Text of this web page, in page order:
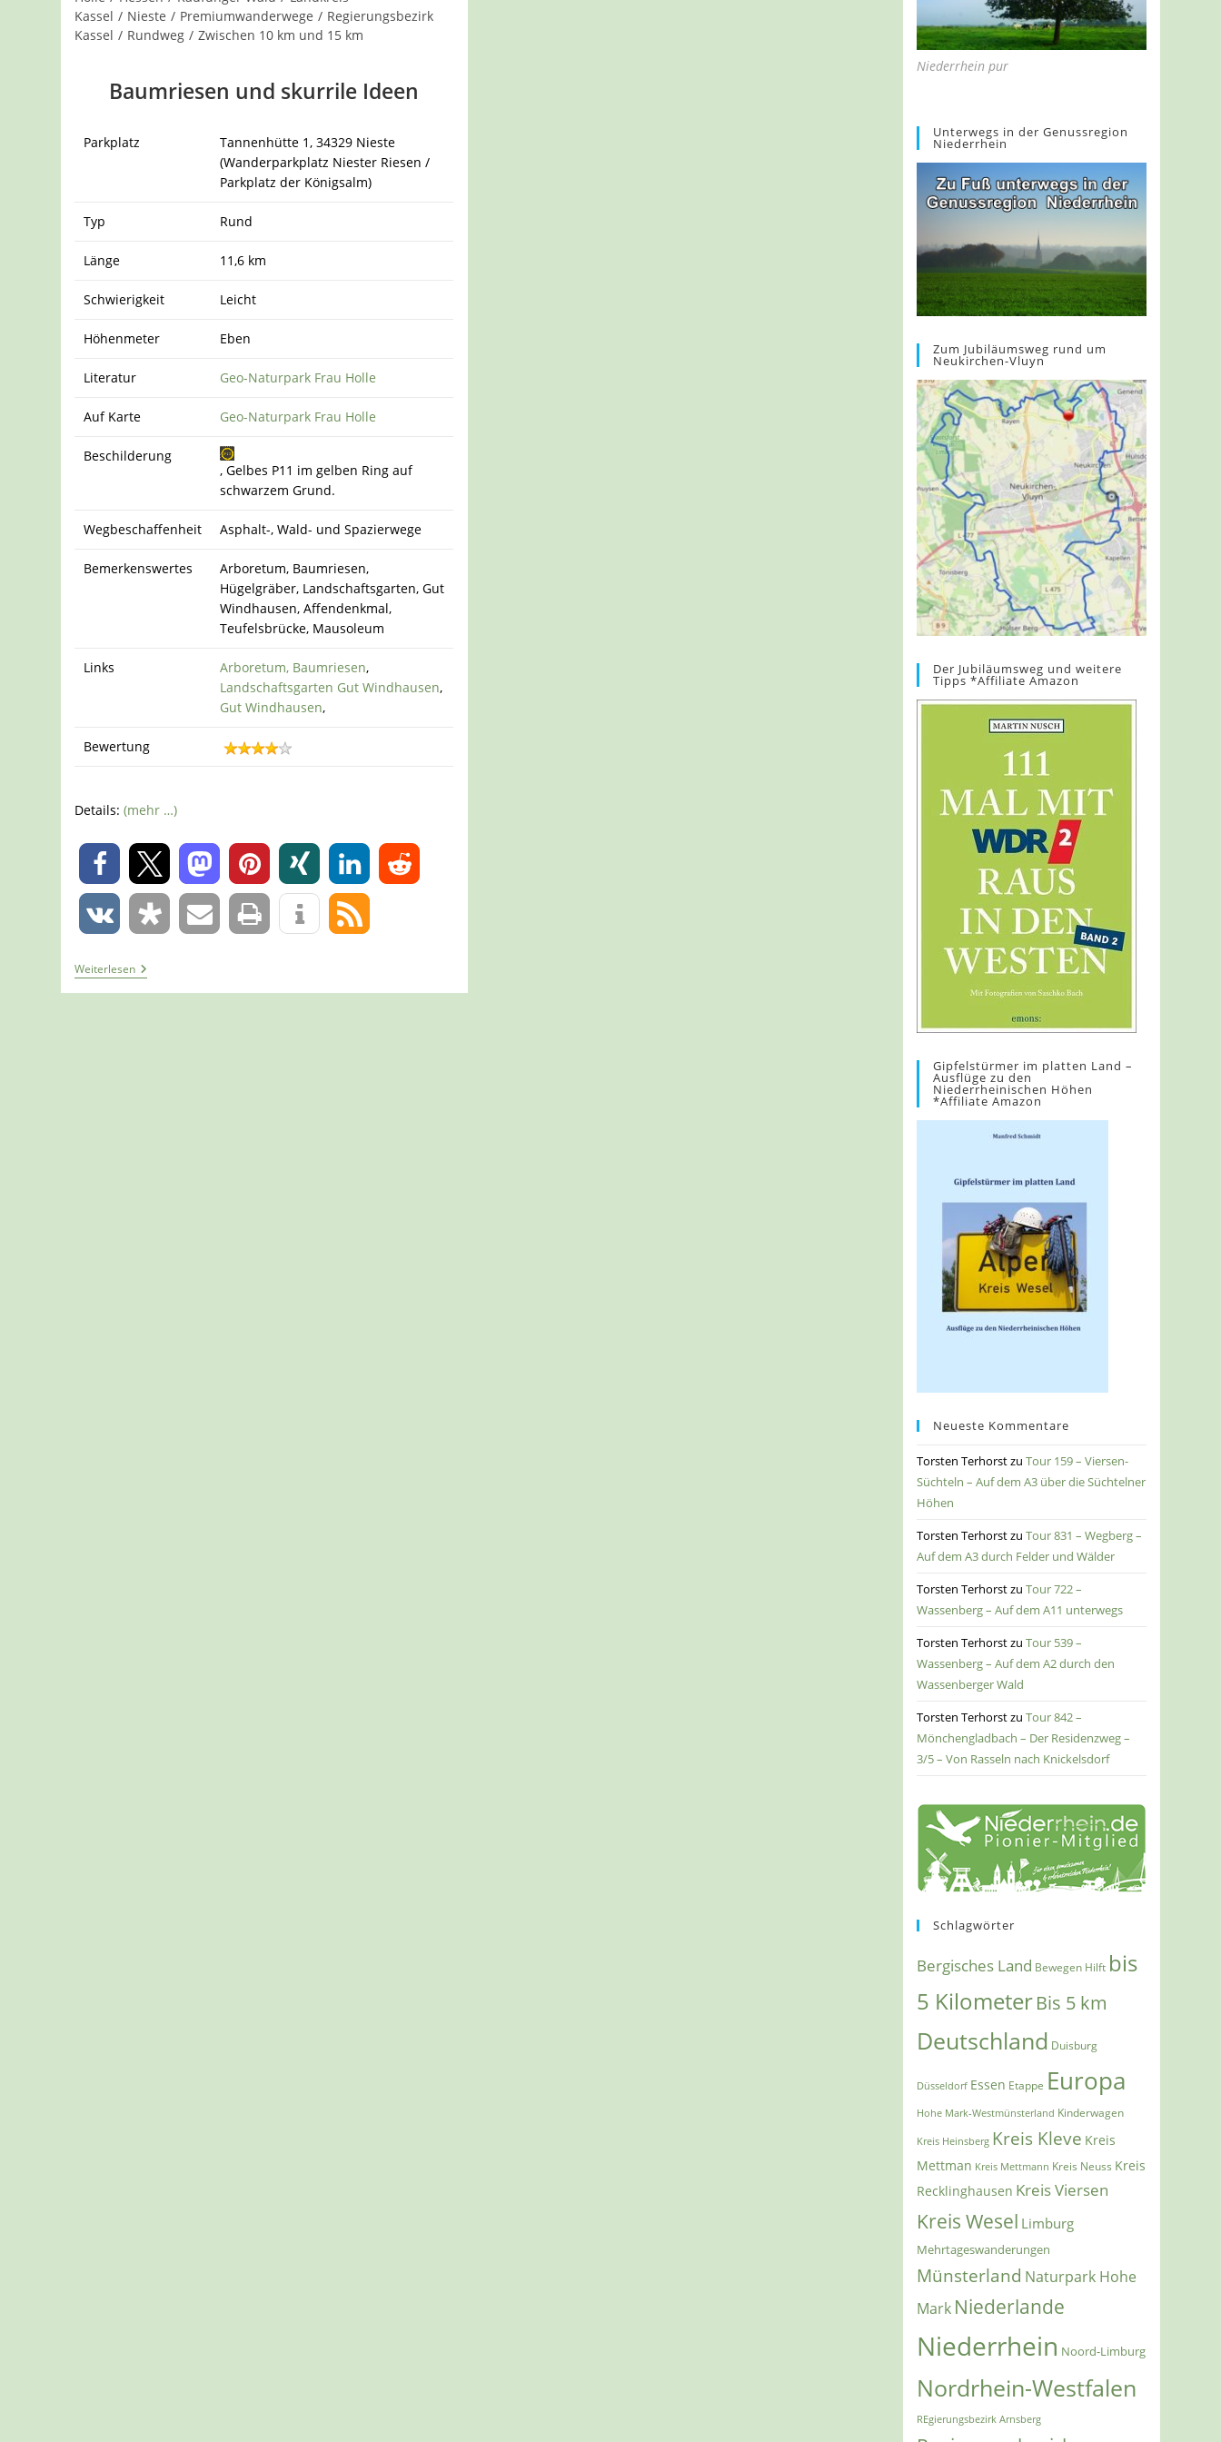
Kassel / Nieste / Premiumwanderwege / Regierungsbezirk
Kassel / Rundweg / Zwischen 10 km und 15 km
Baumriesen und skurrile Ideen
Parkplatz
Tannenhütte 1, 34329 Nieste
(Wanderparkplatz Niester Riesen /
Parkplatz der Königsalm)
Typ Rund
Länge 11,6 km
Schwierigkeit Leicht
Höhenmeter Eben
Literatur Geo-Naturpark Frau Holle
Auf Karte Geo-Naturpark Frau Holle
Beschilderung
, Gelbes P11 im gelben Ring auf
schwarzem Grund.
Wegbeschaffenheit Asphalt-, Wald- und Spazierwege
Bemerkenswertes
Arboretum, Baumriesen,
Hügelgräber, Landschaftsgarten, Gut
Windhausen, Affendenkmal,
Teufelsbrücke, Mausoleum
Links Arboretum, Baumriesen,
Landschaftsgarten Gut Windhausen,
Gut Windhausen,
Bewertung
Details:(mehr …)
0
0
WeiterlesenTour
1384
–
Niederrhein pur
Unterwegs in der Genussregion
Niederrhein
Zum Jubiläumsweg rund um
Neukirchen-Vluyn
Der Jubiläumsweg und weitere
Tipps *Affiliate Amazon
Gipfelstürmer im platten Land –
Ausflüge zu den
Niederrheinischen Höhen
*Affiliate Amazon
Neueste Kommentare
Torsten TerhorstzuTour 159 – Viersen-
Süchteln – Auf dem A3 über die Süchtelner
Höhen
Torsten TerhorstzuTour 831 – Wegberg –
Auf dem A3 durch Felder und Wälder
Torsten TerhorstzuTour 722 –
Wassenberg – Auf dem A11 unterwegs
Torsten TerhorstzuTour 539 –
Wassenberg – Auf dem A2 durch den
Wassenberger Wald
Torsten TerhorstzuTour 842 –
Mönchengladbach – Der Residenzweg –
3/5 – Von Rasseln nach Knickelsdorf
Schlagwörter
Bergisches Land Bewegen Hilft bis
5 KilometerBis 5 km
Deutschland Duisburg
Düsseldorf Essen Etappe Europa
Hohe Mark-Westmünsterland Kinderwagen
Kreis Heinsberg Kreis Kleve Kreis
Mettman Kreis Mettmann Kreis Neuss Kreis
Recklinghausen Kreis Viersen
Kreis Wesel Limburg
Mehrtageswanderungen
Münsterland Naturpark Hohe
Mark Niederlande
Niederrhein Noord-Limburg
Nordrhein-Westfalen
REgierungsbezirk Arnsberg